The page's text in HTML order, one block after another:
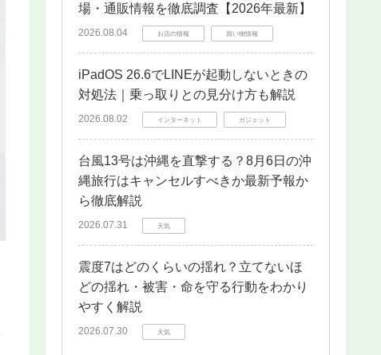
場・通販情報を徹底調査【2026年最新】
2026.08.04 お店の情報 買い物情報
iPadOS 26.6でLINEが起動しないときの
対処法｜乗っ取りとの見分け方も解説
2026.08.02 インターネット ガジェット
台風13号は沖縄を直撃する？8月6日の沖
縄旅行はキャンセルすべきか最新予報か
ら徹底解説
2026.07.31 天気
震度7はどのくらいの揺れ？立てないほ
どの揺れ・被害・命を守る行動をわかり
やすく解説
2026.07.30 天気